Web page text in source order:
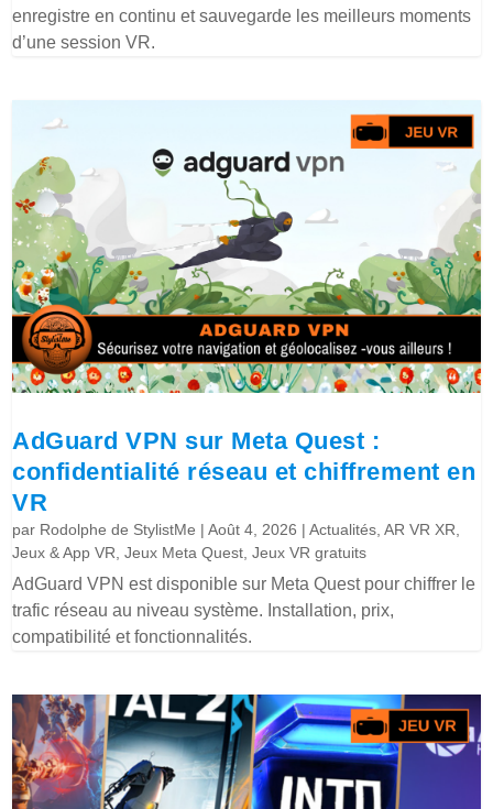
enregistre en continu et sauvegarde les meilleurs moments
d’une session VR.
AdGuard VPN sur Meta Quest :
confidentialité réseau et chiffrement en
VR
par Rodolphe de StylistMe |Août 4, 2026 |Actualités ,AR VR XR
Jeux & App VR ,Jeux Meta Quest ,Jeux VR gratuits
AdGuard VPN est disponible sur Meta Quest pour chiffrer le
trafic réseau au niveau système. Installation, prix,
compatibilité et fonctionnalités.